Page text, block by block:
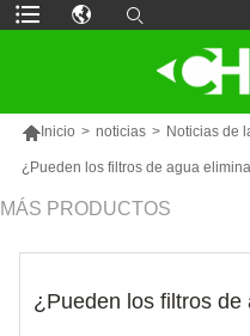
Inicio > noticias > Noticias de
¿Pueden los filtros de agua
MÁS PRODUCTOS
¿Pueden los filtros